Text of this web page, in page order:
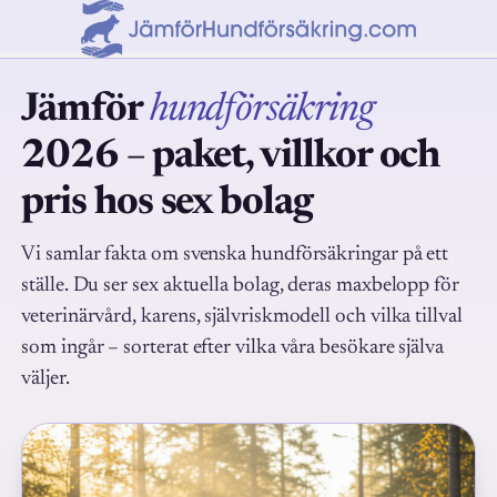
Jämförhundförsäkring
2026 – paket, villkor och
pris hos sex bolag
Vi samlar fakta om svenska hundförsäkringar på ett
ställe. Du ser sex aktuella bolag, deras maxbelopp för
veterinärvård, karens, självriskmodell och vilka tillval
som ingår – sorterat efter vilka våra besökare själva
väljer.